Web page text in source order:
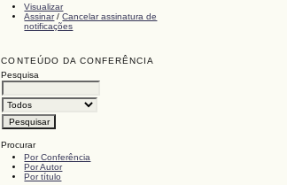
Visualizar
Assinar/Cancelar assinatura de
notificações
CONTEÚDO DA CONFERÊNCIA
Pesquisa
Procurar
Por Conferência
Por Autor
Por título